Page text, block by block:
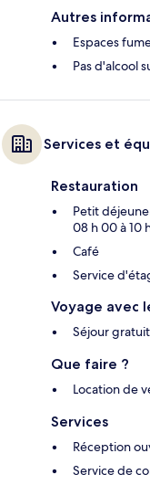
Autres
Espaces
Pas d'alcool
Services et
Restauration
Petit
08 h 00 à 10
Café
Service
Voyage avec
Séjour
Que faire ?
Location de
Services
Réception
Service de